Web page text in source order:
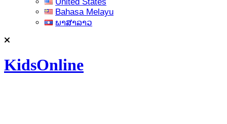
Bahasa Melayu
ພາສາລາວ
KidsOnline